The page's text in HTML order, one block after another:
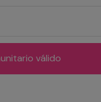
válido